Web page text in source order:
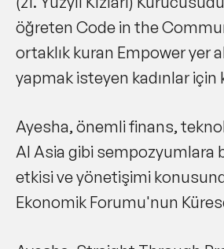
öğreten Code in the
ortaklık kuran Empower yer
yapmak isteyen kadınlar
Ayesha, önemli finans,
AI Asia gibi sempozyumlara
etkisi ve yönetişimi
Ekonomik Forumu'nun